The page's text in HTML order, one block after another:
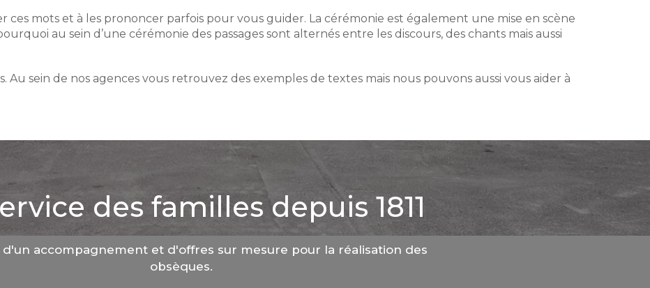
ces mots et à les prononcer parfois pour vous guider. La cérémonie est également une mise en scène
au sein d’une cérémonie des passages sont alternés entre les discours, des chants mais aussi
Au sein de nos agences vous retrouvez des exemples de textes mais nous pouvons aussi vous aider à
des familles depuis 1811
d'un accompagnement et d'offres sur mesure pour la réalisation des
obsèques.